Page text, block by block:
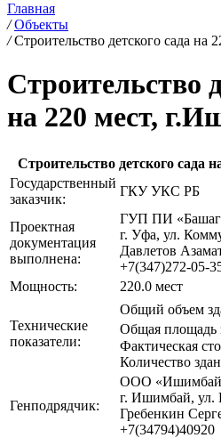
Главная
/ Объекты
/ Строительство детского сада
Строительство
на 220 мест,
Строительство детского сада
Государственный
заказчик:
ГКУ УКС РБ
Проектная
документация
выполнена:
ГУП ПИ
г. Уфа, ул.
Давлетов
+7(347)272-05-
Мощность:
220.0 мест
Технические
показатели:
Общий объем
Общая площадь
Фактическая
Количество
Генподрядчик:
ООО
г. Ишимбай, ул.
Гребенкин
+7(34794)40920